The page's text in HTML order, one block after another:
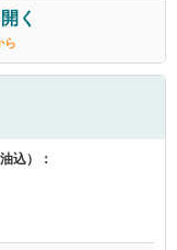
く
ら
込）：